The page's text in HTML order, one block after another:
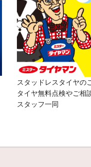
スタッドレスタイヤの
タイヤ無料点検やご相
スタッフ一同